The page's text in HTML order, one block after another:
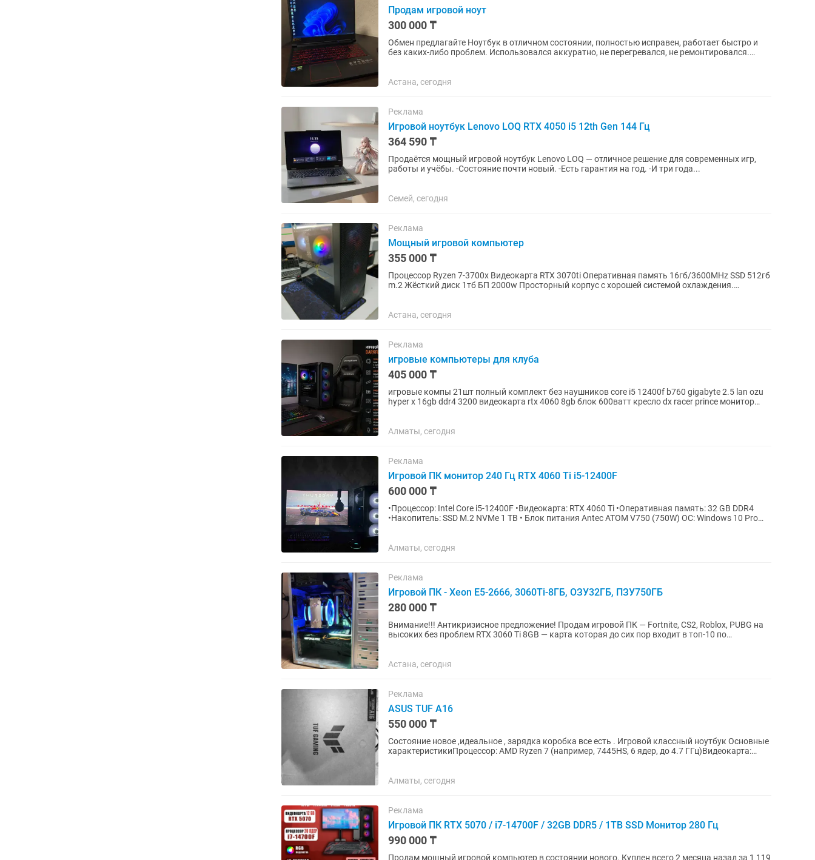
Продам игровой ноут
300 000 ₸
Обмен предлагайте Ноутбук в отличном состоянии, полностью исправен, работает быстро и
без каких-либо проблем. Использовался аккуратно, не перегревался, не ремонтировался.
Астана, сегодня
Реклама
Игровой ноутбук Lenovo LOQ RTX 4050 i5 12th Gen 144 Гц
364 590 ₸
Продаётся мощный игровой ноутбук Lenovo LOQ — отличное решение для современных игр,
работы и учёбы. -Состояние почти новый. -Есть гарантия на год. -И три года...
Семей, сегодня
Реклама
Мощный игровой компьютер
355 000 ₸
Процессор Ryzen 7-3700x Видеокарта RTX 3070ti Оперативная память 16гб/3600MHz SSD 512гб
m.2 Жёсткий диск 1тб БП 2000w Просторный корпус с хорошей системой охлаждения.
Астана, сегодня
Реклама
игровые компьютеры для клуба
405 000 ₸
игровые компы 21шт полный комплект без наушников core i5 12400f b760 gigabyte 2.5 lan ozu
hyper x 16gb ddr4 3200 видеокарта rtx 4060 8gb блок 600ватт кресло dx racer prince монитор
Алматы, сегодня
Реклама
Игровой ПК монитор 240 Гц RTX 4060 Ti i5-12400F
600 000 ₸
•Процессор: Intel Core i5-12400F •Видеокарта: RTX 4060 Ti •Оперативная память: 32 GB DDR4
•Накопитель: SSD M.2 NVMe 1 TB • Блок питания Antec ATOM V750 (750W) ОС: Windows 10 Pro
Алматы, сегодня
Реклама
Игровой ПК - Xeon E5-2666, 3060Ti-8ГБ, ОЗУ32ГБ, ПЗУ750ГБ
280 000 ₸
Внимание!!! Антикризисное предложение! Продам игровой ПК — Fortnite, CS2, Roblox, PUBG на
высоких без проблем RTX 3060 Ti 8GB — карта которая до сих пор входит в топ-10 по
Астана, сегодня
Реклама
ASUS TUF A16
550 000 ₸
Состояние новое ,идеальное , зарядка коробка все есть . Игровой классный ноутбук Основные
характеристикиПроцессор: AMD Ryzen 7 (например, 7445HS, 6 ядер, до 4.7 ГГц)Видеокарта:
Алматы, сегодня
Реклама
Игровой ПК RTX 5070 / i7-14700F / 32GB DDR5 / 1TB SSD Монитор 280 Гц
990 000 ₸
Продам мощный игровой компьютер в состоянии нового. Куплен всего 2 месяца назад за 1 119